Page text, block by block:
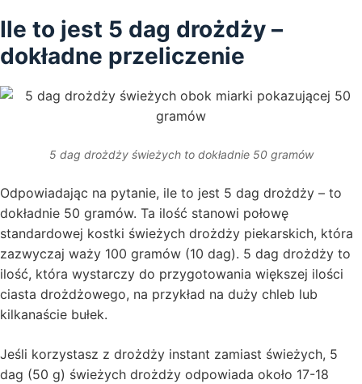
Ile to jest 5 dag drożdży –
dokładne przeliczenie
5 dag drożdży świeżych to dokładnie 50 gramów
Odpowiadając na pytanie, ile to jest 5 dag drożdży – to
dokładnie 50 gramów. Ta ilość stanowi połowę
standardowej kostki świeżych drożdży piekarskich, która
zazwyczaj waży 100 gramów (10 dag). 5 dag drożdży to
ilość, która wystarczy do przygotowania większej ilości
ciasta drożdżowego, na przykład na duży chleb lub
kilkanaście bułek.
Jeśli korzystasz z drożdży instant zamiast świeżych, 5
dag (50 g) świeżych drożdży odpowiada około 17-18